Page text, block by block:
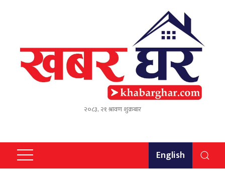
२०८३, २१ श्रावण शुक्रबार
English